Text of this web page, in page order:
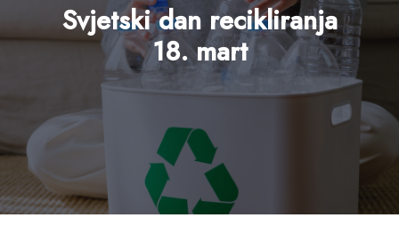
Svjetski dan recikliranja
18. mart